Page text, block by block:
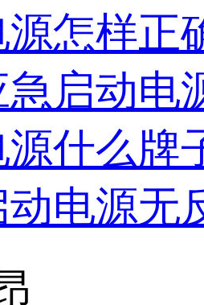
源怎样正
启动电
什么牌
电源无